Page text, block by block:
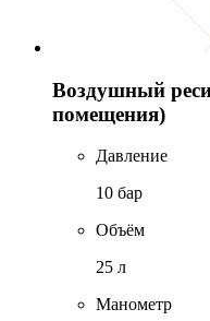
Воздушный
помещения)
Давление
10 бар
Объём
25 л
Манометр